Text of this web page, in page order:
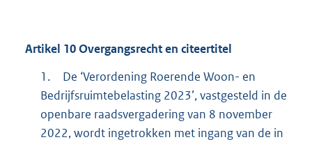
Artikel 10Overgangsrecht en citeertitel
1.
De ‘Verordening Roerende Woon- en
Bedrijfsruimtebelasting 2023’, vastgesteld in de
openbare raadsvergadering van 8 november
2022, wordt ingetrokken met ingang van de in